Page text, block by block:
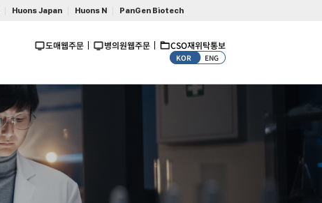
Huons Japan Huons N PanGen Biotech
도매웹주문 병의원웹주문 CSO재위탁통보
KOR ENG